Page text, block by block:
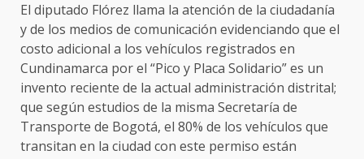
El diputado Flórez llama la atención de la ciudadanía
y de los medios de comunicación evidenciando que el
costo adicional a los vehículos registrados en
Cundinamarca por el “Pico y Placa Solidario” es un
invento reciente de la actual administración distrital;
que según estudios de la misma Secretaría de
Transporte de Bogotá, el 80% de los vehículos que
transitan en la ciudad con este permiso están